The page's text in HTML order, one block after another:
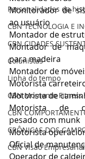
Personalidades da
CBN TECNOLOGIA E
CBN CIDADES
Colunistas
Linha do tempo
CBN Momento Fitness
CBN
CRÔNICAS DOS
CBN Visão Empresarial
Monitorador de
ao usuário
Montador de
Montador de
para madeira
Montador de
Motorista
Motorista de
Motorista de
pesado com munk
Motorista
Oficial de
Operador de